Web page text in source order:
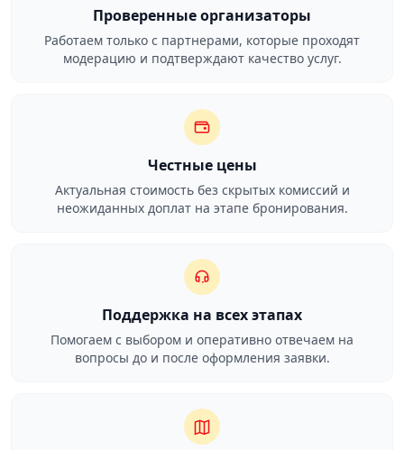
Проверенные организаторы
Работаем только с партнерами, которые проходят
модерацию и подтверждают качество услуг.
Честные цены
Актуальная стоимость без скрытых комиссий и
неожиданных доплат на этапе бронирования.
Поддержка на всех этапах
Помогаем с выбором и оперативно отвечаем на
вопросы до и после оформления заявки.